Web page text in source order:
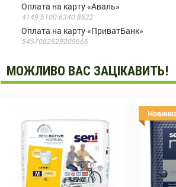
Оплата на карту «Аваль»
4149 5100 6340 8522
Оплата на карту «ПриватБанк»
5457082529209665
МОЖЛИВО ВАС ЗАЦІКАВИТЬ!